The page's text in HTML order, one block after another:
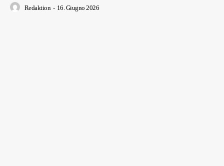
Redaktion - 16. Giugno 2026